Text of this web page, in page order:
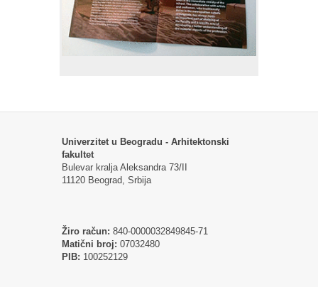
Univerzitet u Beogradu - Arhitektonski
fakultet
Bulevar kralja Aleksandra 73/II
11120 Beograd, Srbija
Žiro račun: 840-0000032849845-71
Matični broj: 07032480
PIB: 100252129